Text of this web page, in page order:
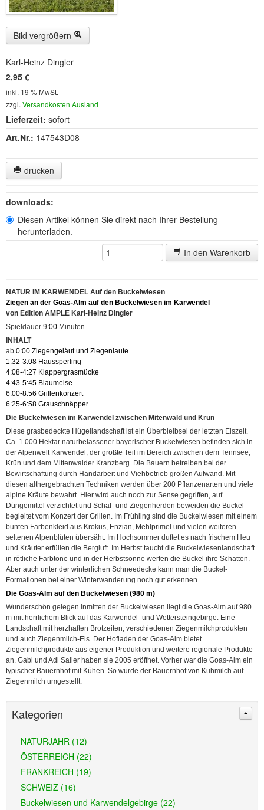
CD-ROM-MP3/DVD-ROM-MP3
DVD-Videos(8)
Spezial, Buch
Engl./Franz. Produkte
Themensuche
Soundarchiv
Bild vergrößern
Karl-Heinz Dingler
2,95 €
inkl. 19 % MwSt.
zzgl. Versandkosten Ausland
Lieferzeit: sofort
Art.Nr.: 147543D08
drucken
downloads:
Diesen Artikel können Sie direkt nach Ihrer Bestellung
herunterladen.
In den Warenkorb
NATUR IM KARWENDEL Auf den Buckelwiesen
Ziegen an der Goas-Alm auf den Buckelwiesen im Karwendel
von Edition AMPLE Karl-Heinz Dingler
Spieldauer 9:00 Minuten
INHALT
ab 0:00 Ziegengeläut und Ziegenlaute
1:32-3:08 Haussperling
4:08-4:27 Klappergrasmücke
4:43-5:45 Blaumeise
6:00-8:56 Grillenkonzert
6:25-6:58 Grauschnäpper
Die Buckelwiesen im Karwendel zwischen Mitenwald und Krün
Diese grasbedeckte Hügellandschaft ist ein Überbleibsel der letzten Eiszeit.
Ca. 1.000 Hektar naturbelassener bayerischer Buckelwiesen befinden sich in
der Alpenwelt Karwendel, der größte Teil im Bereich zwischen dem Tennsee,
Krün und dem Mittenwalder Kranzberg. Die Bauern betreiben bei der
Bewirtschaftung durch Handarbeit und Viehbetrieb großen Aufwand. Mit
diesen althergebrachten Techniken werden über 200 Pflanzenarten und viele
alpine Kräute bewahrt. Hier wird auch noch zur Sense gegriffen, auf
Düngemittel verzichtet und Schaf- und Ziegenherden beweiden die Buckel
begleitet vom Konzert der Grillen. Im Frühling sind die Buckelwiesen mit einem
bunten Farbenkleid aus Krokus, Enzian, Mehlprimel und vielen weiteren
seltenen Alpenblüten übersäht. Im Hochsommer duftet es nach frischem Heu
und Kräuter erfüllen die Bergluft. Im Herbst taucht die Buckelwiesenlandschaft
in rötliche Farbtöne und in der Herbstsonne werfen die Buckel ihre Schatten.
Aber auch unter der winterlichen Schneedecke kann man die Buckel-
Formationen bei einer Winterwanderung noch gut erkennen.
Die Goas-Alm auf den Buckelwiesen (980 m)
Wunderschön gelegen inmitten der Buckelwiesen liegt die Goas-Alm auf 980
m mit herrlichem Blick auf das Karwendel- und Wettersteingebirge. Eine
Landschaft mit herzhaften Brotzeiten, verschiedenen Ziegenmilchprodukten
und auch Ziegenmilch-Eis. Der Hofladen der Goas-Alm bietet
Ziegenmilchprodukte aus eigener Produktion und weitere regionale Produkte
an. Gabi und Adi Sailer haben sie 2005 eröffnet. Vorher war die Goas-Alm ein
typischer Bauernhof mit Kühen. So wurde der Bauernhof von Kuhmilch auf
Ziegenmilch umgestellt.
Kategorien
NATURJAHR (12)
ÖSTERREICH (22)
FRANKREICH (19)
SCHWEIZ (16)
Buckelwiesen und Karwendelgebirge (22)